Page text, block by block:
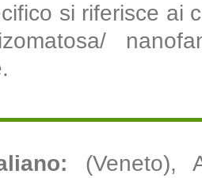
si riferisce ai
(Veneto),